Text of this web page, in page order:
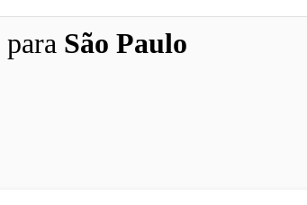
para São Paulo